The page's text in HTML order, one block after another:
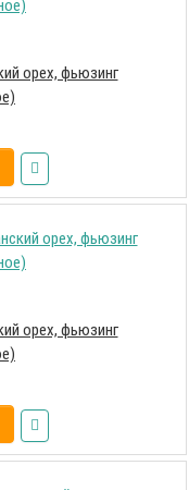
орех, фьюзинг
орех, фьюзинг